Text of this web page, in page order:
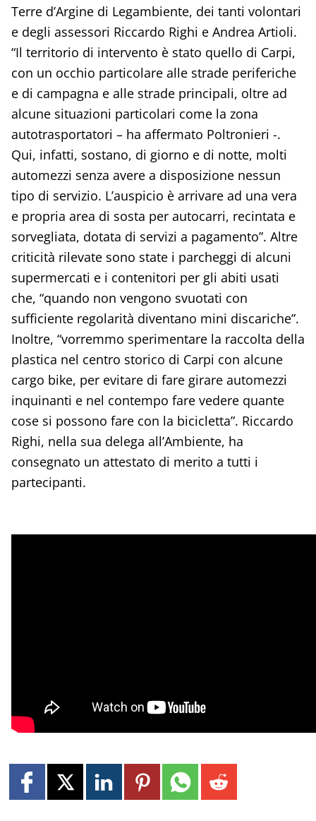
Terre d’Argine di Legambiente, dei tanti volontari
e degli assessori Riccardo Righi e Andrea Artioli.
“Il territorio di intervento è stato quello di Carpi,
con un occhio particolare alle strade periferiche
e di campagna e alle strade principali, oltre ad
alcune situazioni particolari come la zona
autotrasportatori – ha affermato Poltronieri -.
Qui, infatti, sostano, di giorno e di notte, molti
automezzi senza avere a disposizione nessun
tipo di servizio. L’auspicio è arrivare ad una vera
e propria area di sosta per autocarri, recintata e
sorvegliata, dotata di servizi a pagamento”. Altre
criticità rilevate sono state i parcheggi di alcuni
supermercati e i contenitori per gli abiti usati
che, “quando non vengono svuotati con
sufficiente regolarità diventano mini discariche”.
Inoltre, “vorremmo sperimentare la raccolta della
plastica nel centro storico di Carpi con alcune
cargo bike, per evitare di fare girare automezzi
inquinanti e nel contempo fare vedere quante
cose si possono fare con la bicicletta”. Riccardo
Righi, nella sua delega all’Ambiente, ha
consegnato un attestato di merito a tutti i
partecipanti.